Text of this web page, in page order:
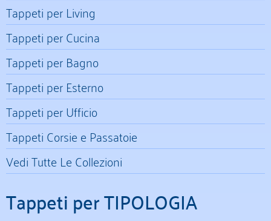
Tappeti per Living
Tappeti per Cucina
Tappeti per Bagno
Tappeti per Esterno
Tappeti per Ufficio
Tappeti Corsie e Passatoie
Vedi Tutte Le Collezioni
Tappeti per TIPOLOGIA